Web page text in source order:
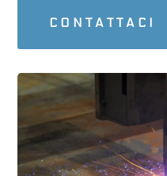
CONTATTACI